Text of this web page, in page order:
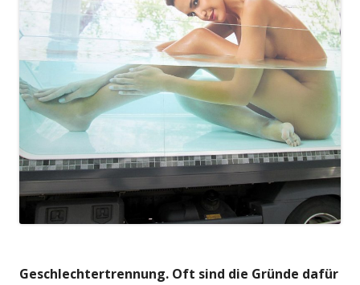
Geschlechtertrennung. Oft sind die Gründe dafür